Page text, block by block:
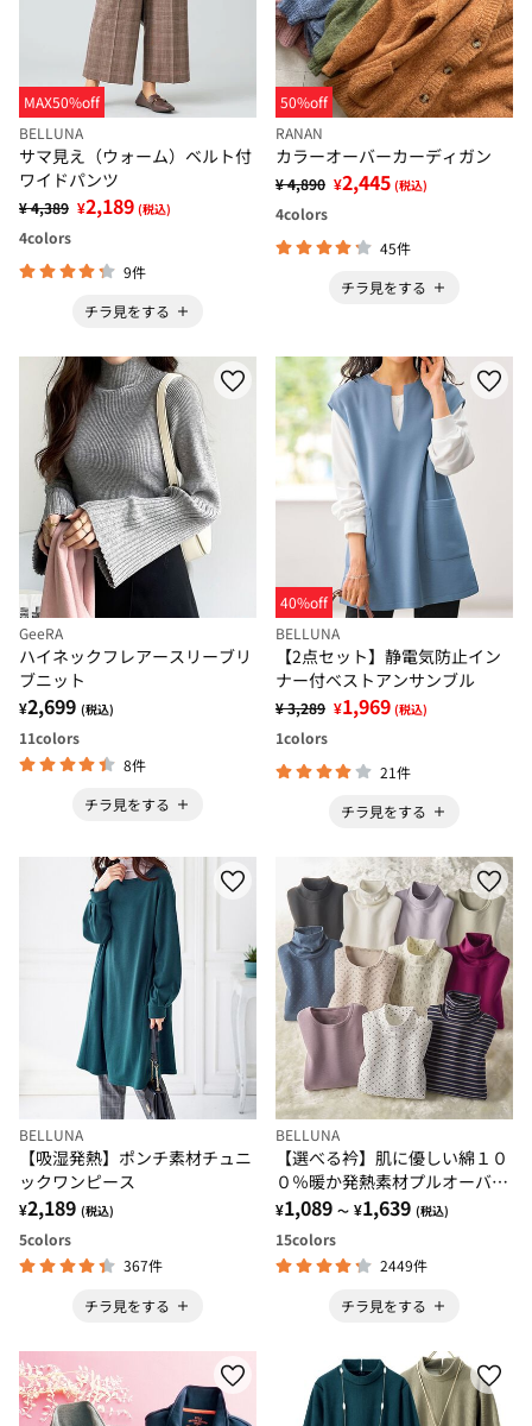
MAX50%off
BELLUNA
サマ見え（ウォーム）ベルト付
ワイドパンツ
¥ 4,389 ¥2,189 (税込)
4colors
9件
チラ見をする
50%off
RANAN
カラーオーバーカーディガン
¥ 4,890 ¥2,445 (税込)
4colors
45件
チラ見をする
GeeRA
ハイネックフレアースリーブリ
ブニット
¥2,699 (税込)
11colors
8件
チラ見をする
40%off
BELLUNA
【2点セット】静電気防止イン
ナー付ベストアンサンブル
¥ 3,289 ¥1,969 (税込)
1colors
21件
チラ見をする
BELLUNA
【吸湿発熱】ポンチ素材チュニ
ックワンピース
¥2,189 (税込)
5colors
367件
チラ見をする
BELLUNA
【選べる衿】肌に優しい綿１０
０％暖か発熱素材プルオーバー
＜ベルホット コットン＞
¥1,089 ～ ¥1,639 (税込)
15colors
2449件
チラ見をする